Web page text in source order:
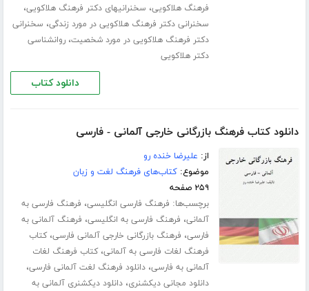
فرهنگ هلاکویی، سخنرانیهای دکتر فرهنگ هلاکویی،
سخنرانی دکتر فرهنگ هلاکویی در مورد زندگی، سخنرانی
دکتر فرهنگ هلاکویی در مورد شخصیت،روانشناسی
دکتر هلاکویی
دانلود کتاب
دانلود کتاب فرهنگ بازرگانی خارجی آلمانی - فارسی
از: علیرضا خنده رو
موضوع:کتاب‌های فرهنگ لغت و زبان
۲۵۹ صفحه
برچسب‌ها: فرهنگ فارسی انگلیسی، فرهنگ فارسی به
آلمانی، فرهنگ فارسی به انگلیسی، فرهنگ آلمانی به
فارسی، فرهنگ بازرگانی خارجی آلمانی فارسی،کتاب
فرهنگ لغات فارسی به آلمانی،کتاب فرهنگ لغات
آلمانی به فارسی،دانلود فرهنگ لغت آلمانی فارسی،
دانلود مجانی دیکشنری،دانلود دیکشنری آلمانی به